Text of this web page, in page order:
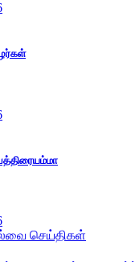
செய்திகள்